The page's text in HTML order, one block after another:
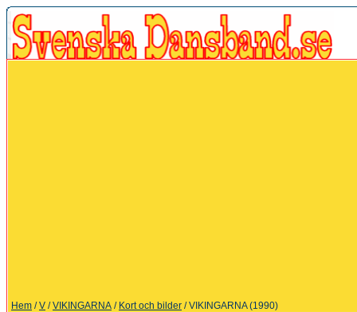
Hem /V /VIKINGARNA / Kort och bilder / VIKINGARNA (1990)